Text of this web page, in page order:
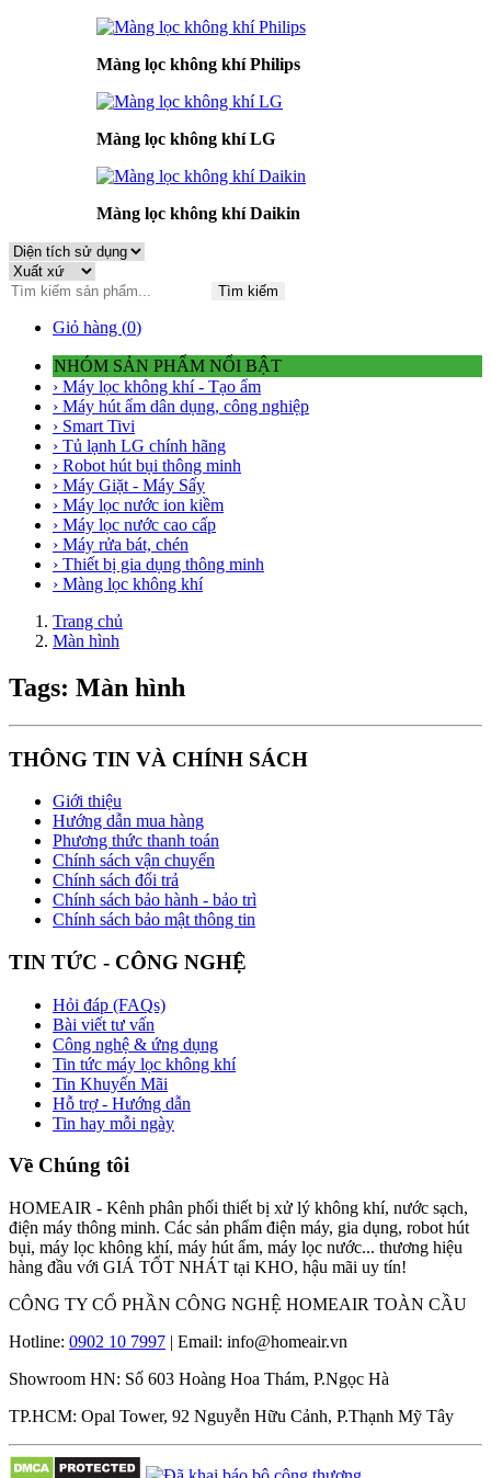
Màng lọc không khí Philips
Màng lọc không khí LG
Màng lọc không khí Daikin
Tìm kiếm
Giỏ hàng (0)
NHÓM SẢN PHẨM NỔI BẬT
› Máy lọc không khí - Tạo ẩm
› Máy hút ẩm dân dụng, công nghiệp
› Smart Tivi
› Tủ lạnh LG chính hãng
› Robot hút bụi thông minh
› Máy Giặt - Máy Sấy
› Máy lọc nước ion kiềm
› Máy lọc nước cao cấp
› Máy rửa bát, chén
› Thiết bị gia dụng thông minh
› Màng lọc không khí
Trang chủ
Màn hình
Tags: Màn hình
THÔNG TIN VÀ CHÍNH SÁCH
Giới thiệu
Hướng dẫn mua hàng
Phương thức thanh toán
Chính sách vận chuyển
Chính sách đổi trả
Chính sách bảo hành - bảo trì
Chính sách bảo mật thông tin
TIN TỨC - CÔNG NGHỆ
Hỏi đáp (FAQs)
Bài viết tư vấn
Công nghệ & ứng dụng
Tin tức máy lọc không khí
Tin Khuyến Mãi
Hỗ trợ - Hướng dẫn
Tin hay mỗi ngày
Về Chúng tôi
HOMEAIR - Kênh phân phối thiết bị xử lý không khí, nước sạch,
điện máy thông minh. Các sản phẩm điện máy, gia dụng, robot hút
bụi, máy lọc không khí, máy hút ẩm, máy lọc nước... thương hiệu
hàng đầu với GIÁ TỐT NHÁT tại KHO, hậu mãi uy tín!
CÔNG TY CỔ PHẦN CÔNG NGHỆ HOMEAIR TOÀN CẦU
Hotline: 0902 10 7997 | Email: info@homeair.vn
Showroom HN: Số 603 Hoàng Hoa Thám, P.Ngọc Hà
TP.HCM: Opal Tower, 92 Nguyễn Hữu Cảnh, P.Thạnh Mỹ Tây